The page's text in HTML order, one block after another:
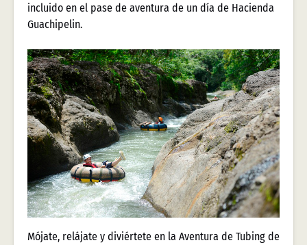
incluido en el pase de aventura de un día de Hacienda
Guachipelin.
Mójate, relájate y diviértete en la Aventura de Tubing de